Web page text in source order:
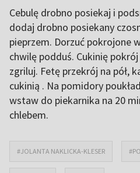
Cebulę drobno posiekaj i
dodaj drobno posiekany
pieprzem. Dorzuć pokrojone
chwilę podduś. Cukinię
zgriluj. Fetę przekrój na pół,
cukinią . Na pomidory
wstaw do piekarnika na 20
chlebem.
#JOLANTA NAKLICKA-KLESER